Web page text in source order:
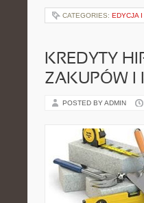
CATEGORIES: EDYCJA
KREDYTY
ZAKUPÓW I
POSTED BY ADMIN